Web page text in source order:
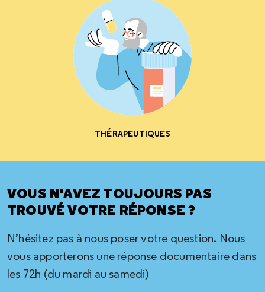
THÉRAPEUTIQUES
VOUS N'AVEZ TOUJOURS PAS
TROUVÉ VOTRE RÉPONSE ?
N’hésitez pas à nous poser votre question. Nous
vous apporterons une réponse documentaire dans
les 72h (du mardi au samedi)